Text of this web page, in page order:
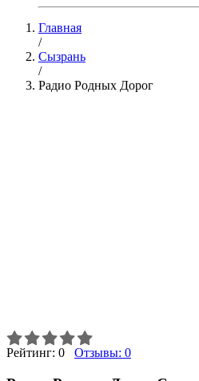
Главная
/
Сызрань
/
Радио Родных Дорог
Рейтинг: 0 Отзывы: 0